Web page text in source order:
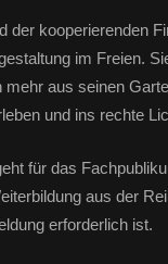
der kooperierenden
im Freien.
aus seinen
und ins rechte
für das
aus der
erforderlich ist.